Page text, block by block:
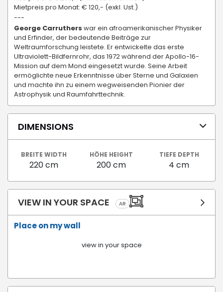
Mietpreis pro Monat: € 120,- (exkl. Ust.)
---
George Carruthers war ein afroamerikanischer Physiker
und Erfinder, der bedeutende Beiträge zur
Weltraumforschung leistete. Er entwickelte das erste
Ultraviolett-Bildfernrohr, das 1972 während der Apollo-16-
Mission auf dem Mond eingesetzt wurde. Seine Arbeit
ermöglichte neue Erkenntnisse über Sterne und Galaxien
und machte ihn zu einem wegweisenden Pionier der
Astrophysik und Raumfahrttechnik.
DIMENSIONS
BREITE WIDTH
220 cm
HÖHE HEIGHT
200 cm
TIEFE DEPTH
4 cm
VIEW IN YOUR SPACE AR
Place on my wall
view in your space